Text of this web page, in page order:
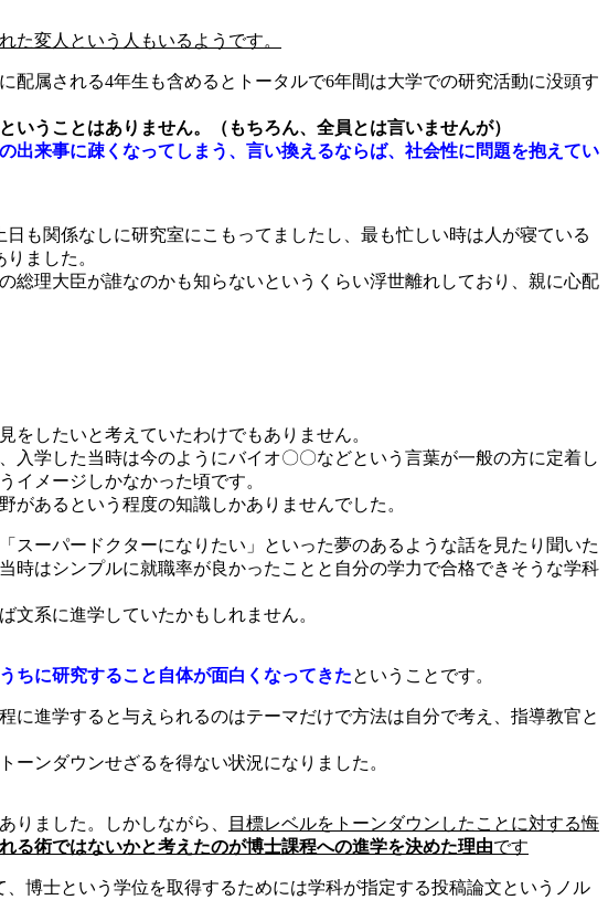
た変人という人もいるようです。
属される4年生も含めるとトータルで6年間は大学での研究活動に没頭す
うことはありません。（もちろん、全員とは言いませんが）
出来事に疎くなってしまう、言い換えるならば、社会性に問題を抱えてい
も関係なしに研究室にこもってましたし、最も忙しい時は人が寝ている
ました。
理大臣が誰なのかも知らないというくらい浮世離れしており、親に心配
したいと考えていたわけでもありません。
学した当時は今のようにバイオ〇〇などという言葉が一般の方に定着し
イメージしかなかった頃です。
あるという程度の知識しかありませんでした。
ーパードクターになりたい」といった夢のあるような話を見たり聞いた
時はシンプルに就職率が良かったことと自分の学力で合格できそうな学科
系に進学していたかもしれません。
ちに研究すること自体が面白くなってきたということです。
進学すると与えられるのはテーマだけで方法は自分で考え、指導教官と
ンダウンせざるを得ない状況になりました。
りました。しかしながら、
目標レベルをトーンダウンしたことに対する悔
る術ではないかと考えたのが博士課程への進学を決めた理由です
博士という学位を取得するためには学科が指定する投稿論文というノル